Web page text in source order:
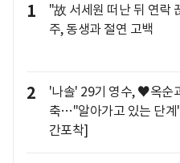
1
"故 서세원 떠난 뒤 연락
주, 동생과 절연 고백
2
'나솔' 29기 영수, ♥옥순
축…"알아가고 있는 단
간포착]